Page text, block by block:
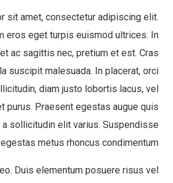
sit amet, consectetur adipiscing elit.
eros eget turpis euismod ultrices. In
ac sagittis nec, pretium et est. Cras
suscipit malesuada. In placerat, orci
diam justo lobortis lacus, vel
purus. Praesent egestas augue quis
sollicitudin elit varius. Suspendisse
metus rhoncus condimentum.
Duis elementum posuere risus vel